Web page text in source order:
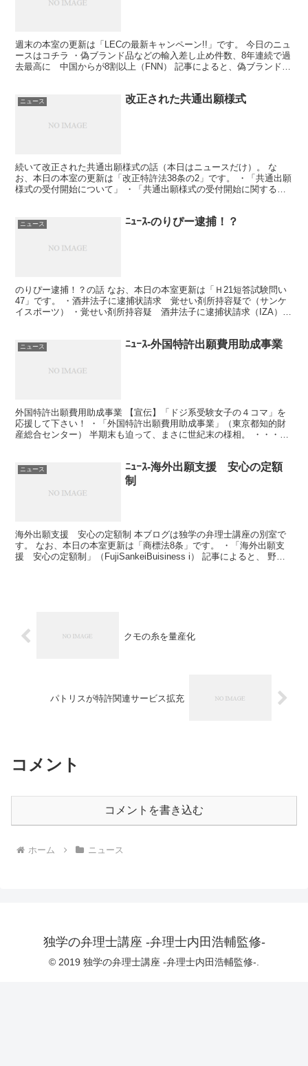
週末の本室の更新は「LECの最新キャンペーン!!」です。 今日のニュ
ースはコチラ ・偽ブランド品などの輸入差し止め件数、8年連続で過
去最高に 中国からが8割以上（FNN） 記事によると、偽ブランド品
ニュース 改正された共通出願様式
続いて改正された共通出願様式の話（本日はニュースだけ）。 な
お、本日の本室の更新は「改正特許法38条の2」です。 ・「共通出願
様式の受付開始について」 ・「共通出願様式の受付開始に関するＱ
ニュース ﾆｭｰｽ-のりぴー逮捕！？
のりぴー逮捕！？の話 なお、本日の本室更新は「Ｈ21短答試験問い
47」です。 ・酒井法子に逮捕状請求 覚せい剤所持容疑で（サンケ
イスポーツ） ・覚せい剤所持容疑 酒井法子に逮捕状請求（IZA）
ニュース ﾆｭｰｽ-外国特許出願費用助成事業
外国特許出願費用助成事業 【宣伝】「ドジ系受験女子の４コマ」を
応援して下さい！ ・「外国特許出願費用助成事業」（東京都知的財
産総合センター） 半期末も迫って、まさに世紀末の様相。 ・・・管
ニュース
ﾆｭｰｽ-海外出願支援 安心の定額
制
海外出願支援 安心の定額制 本ブログは独学の弁理士講座の別室で
す。 なお、本日の本室更新は「商標法8条」です。 ・「海外出願支
援 安心の定額制」（FujiSankeiBuisiness i） 記事によると、 野村
クモの糸を量産化
パトリスが特許関連サービス拡充
コメント
コメントを書き込む
ホーム ニュース
独学の弁理士講座 -弁理士内田浩輔監修-
© 2019 独学の弁理士講座 -弁理士内田浩輔監修-.